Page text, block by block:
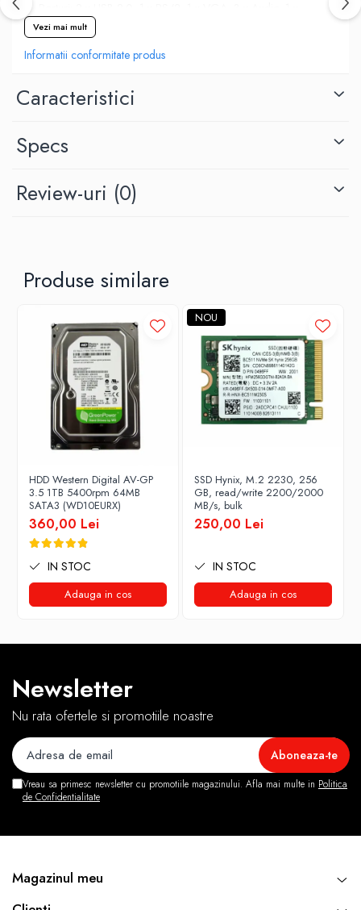
HDMI, 1 x RJ-45, 2 x USB 3.2 gen 1
Sloturi: 1 x M.2, 1 x PCI-E x16, 1 x PCI-E x1
Socket procesor: FCLGA1700
Vezi mai mult
Informatii conformitate produs
Caracteristici
Specs
Review-uri (0)
Produse similare
HDD Western Digital AV-GP
3.5 1TB 5400rpm 64MB
SATA3 (WD10EURX)
360,00 Lei
IN STOC
Adauga in cos
NOU
SSD Hynix, M.2 2230, 256
GB, read/write 2200/2000
MB/s, bulk
250,00 Lei
IN STOC
Adauga in cos
Newsletter
Nu rata ofertele si promotiile noastre
Vreau sa primesc newsletter cu promotiile magazinului. Afla mai multe in Politica
de Confidentialitate
Magazinul meu